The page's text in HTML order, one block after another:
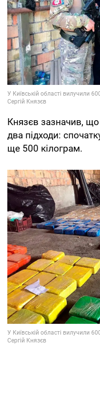
Князєв зазначив,
два підходи:
ще 500 кілограм.